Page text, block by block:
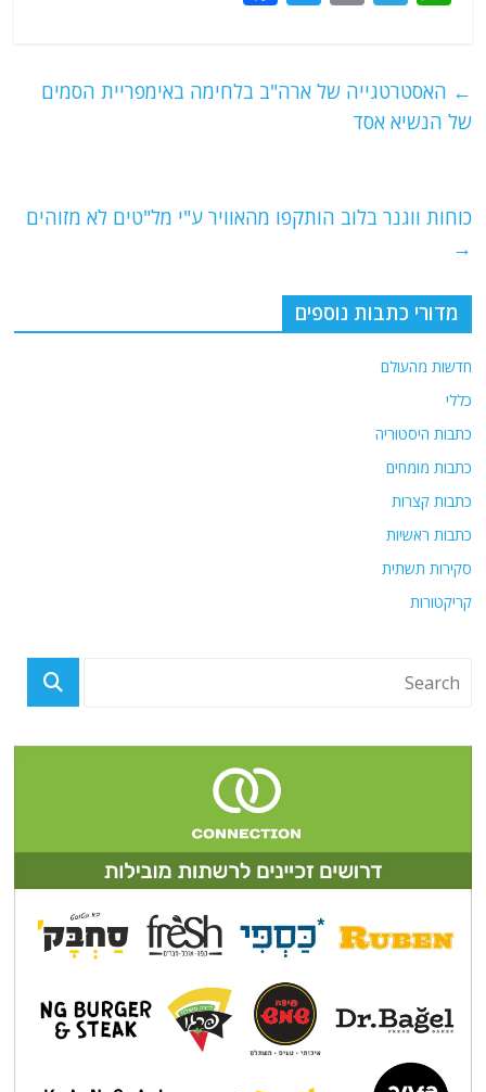
s
A
g
ra
l
er
e
k
← האסטרטגייה של ארה"ב בלחימה באימפריית הסמים
של הנשיא אסד
כוחות ווגנר בלוב הותקפו מהאוויר ע"י מל"טים לא מזוהים
→
מדורי כתבות נוספים
חדשות מהעולם
כללי
כתבות היסטוריה
כתבות מומחים
כתבות קצרות
כתבות ראשיות
סקירות תשתית
קריקטורות